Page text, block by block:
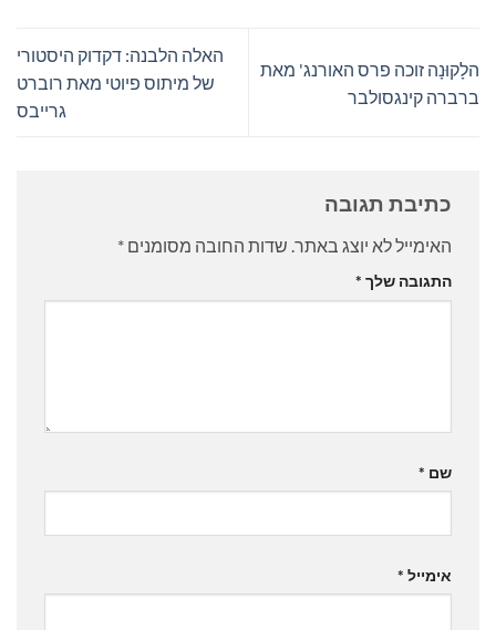
הלָקוּנָה זוכה פרס האורנג' מאת
ברברה קינגסולבר
האלה הלבנה: דקדוק היסטורי
של מיתוס פיוטי מאת רוברט
גרייבס
כתיבת תגובה
האימייל לא יוצג באתר. שדות החובה מסומנים *
התגובה שלך *
שם *
אימייל *